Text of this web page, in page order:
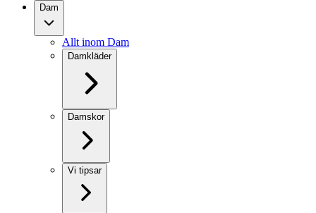
Dam
Allt inom Dam
Damkläder
Damskor
Vi tipsar